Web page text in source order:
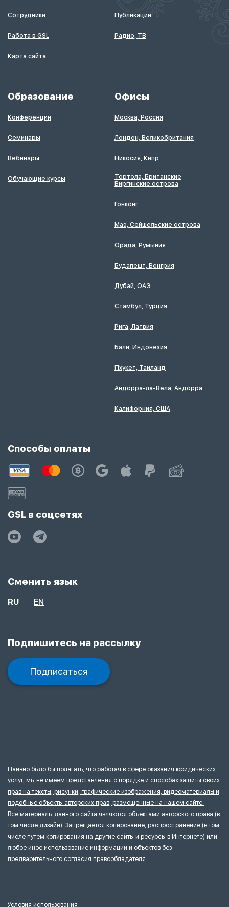
Сотрудники
Работа в GSL
Карта сайта
Публикации
Радио, ТВ
Образование
Конференции
Семинары
Вебинары
Обучающие курсы
Офисы
Москва, Россия
Лондон, Великобритания
Никосия, Кипр
Тортола, Британские
Виргинские острова
Гонконг
Маэ, Сейшельские острова
Орада, Румыния
Будапешт, Венгрия
Дубай, ОАЭ
Стамбул, Турция
Рига, Латвия
Бали, Индонезия
Пхукет, Таиланд
Андорра-ла-Вела, Андорра
Калифорния, США
Способы оплаты
GSL в соцсетях
Сменить язык
RU EN
Подпишитесь на рассылку
Подписаться
Наивно было бы полагать, что работая в сфере оказания юридических
услуг, мы не имеем представления о порядке и способах защиты своих
прав на тексты, рисунки, графические изображения, видеоматериалы и
подобные объекты авторских прав, размещенные на нашем сайте.
Все материалы данного сайта являются объектами авторского права (в
том числе дизайн). Запрещается копирование, распространение (в том
числе путем копирования на другие сайты и ресурсы в Интернете) или
любое иное использование информации и объектов без
предварительного согласия правообладателя.
Условия использования